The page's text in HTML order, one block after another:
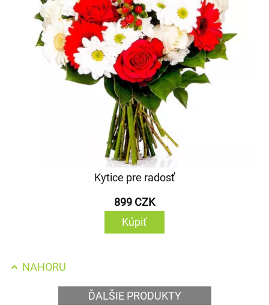
Kytice pre radosť
899 CZK
Kúpiť
NAHORU
ĎALŠIE PRODUKTY